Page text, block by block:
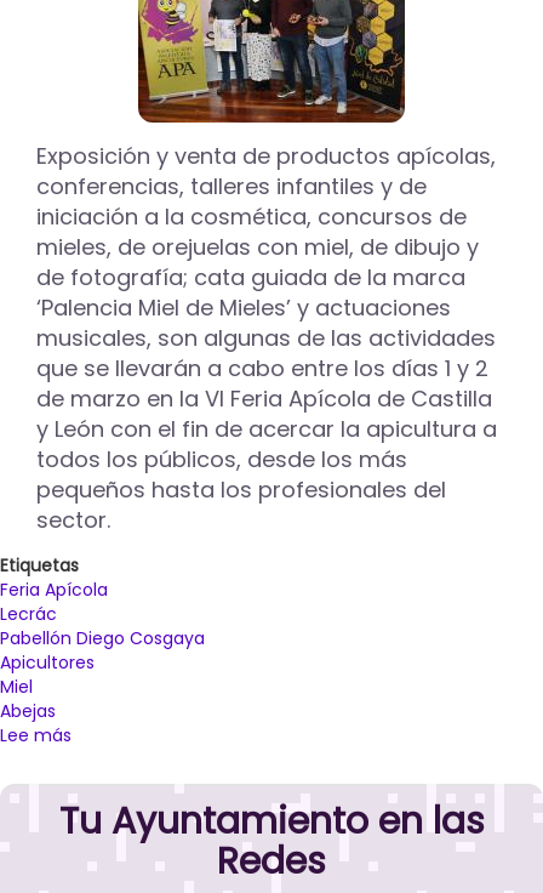
respuesta
profesionales
y
ciudadanía
Exposición y venta de productos apícolas,
conferencias, talleres infantiles y de
iniciación a la cosmética, concursos de
mieles, de orejuelas con miel, de dibujo y
de fotografía; cata guiada de la marca
‘Palencia Miel de Mieles’ y actuaciones
musicales, son algunas de las actividades
que se llevarán a cabo entre los días 1 y 2
de marzo en la VI Feria Apícola de Castilla
y León con el fin de acercar la apicultura a
todos los públicos, desde los más
pequeños hasta los profesionales del
sector.
Etiquetas
Feria Apícola
Lecrác
Pabellón Diego Cosgaya
Apicultores
Miel
Abejas
Lee más
VI
Feria
Apícola
Tu Ayuntamiento en las
Redes